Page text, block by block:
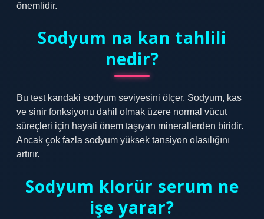
önemlidir.
Sodyum na kan tahlili
nedir?
Bu test kandaki sodyum seviyesini ölçer. Sodyum, kas
ve sinir fonksiyonu dahil olmak üzere normal vücut
süreçleri için hayati önem taşıyan minerallerden biridir.
Ancak çok fazla sodyum yüksek tansiyon olasılığını
artırır.
Sodyum klorür serum ne
işe yarar?